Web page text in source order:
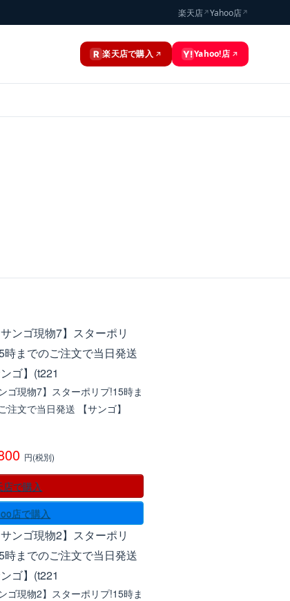
楽天店↗Yahoo店↗
R 楽天店で購入 ↗ Y!Yahoo!店 ↗
ンゴ現物7】スターポリプ!15時ま
注文で当日発送 【サンゴ】
円(税別)
店で購入
店で購入
ンゴ現物2】スターポリプ!15時ま